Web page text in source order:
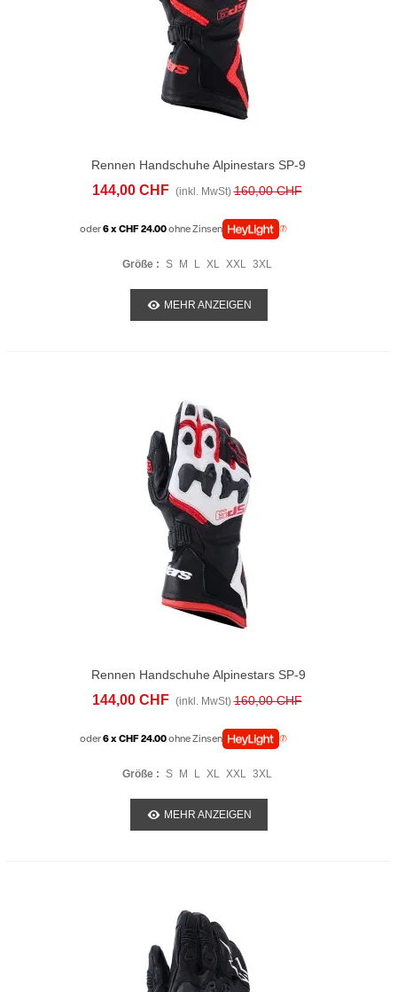
Rennen Handschuhe Alpinestars SP-9
Schwarz Rot
144,00 CHF (inkl. MwSt) 160,00 CHF
oder6 x CHF 24.00ohne Zinsen
Größe : S M L XL XXL 3XL
MEHR ANZEIGEN
Rennen Handschuhe Alpinestars SP-9
144,00 CHF (inkl. MwSt) 160,00 CHF
oder6 x CHF 24.00ohne Zinsen
Größe : S M L XL XXL 3XL
MEHR ANZEIGEN